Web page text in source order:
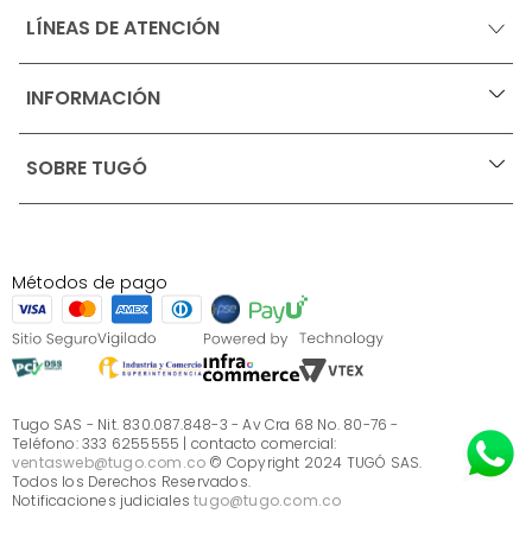
LÍNEAS DE ATENCIÓN
INFORMACIÓN +
Ofertas vigentes
Términos, condiciones y restricciones para productos
S.A.S
Términos, condiciones y restricciones Tugó S.A.S
Instructivo cuidado de muebles
Sé parte de Tugó
¿Quiénes somos?
Servicio al cliente
SOBRE TUGÓ +
¿Quieres vender en Tugó?
Métodos de pago
Tugo SAS - Nit. 830.087.848-3 - Av Cra 68 No. 80-76 -
Teléfono: 333 6255555 | contacto comercial:
ventasweb@tugo.com.co © Copyright 2024 TUGÓ SAS.
Todos los Derechos Reservados.
Notificaciones judicialestugo@tugo.com.co